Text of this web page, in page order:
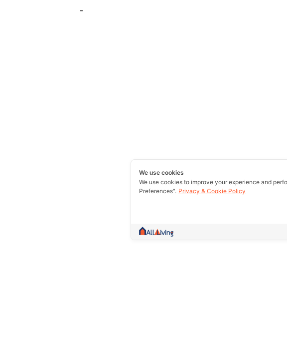
-
We use cookies
We use cookies to improve your experience and
Preferences". Privacy & Cookie Policy